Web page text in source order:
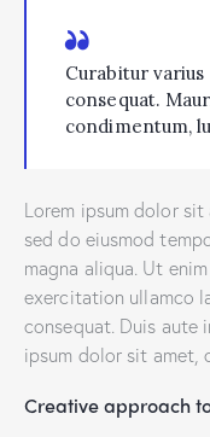
Curabitur
consequat.
condimentum,
Lorem ipsum dolor
sed do eiusmod
magna aliqua. Ut
exercitation ullamco
consequat. Duis aute
ipsum dolor sit amet,
Creative approach